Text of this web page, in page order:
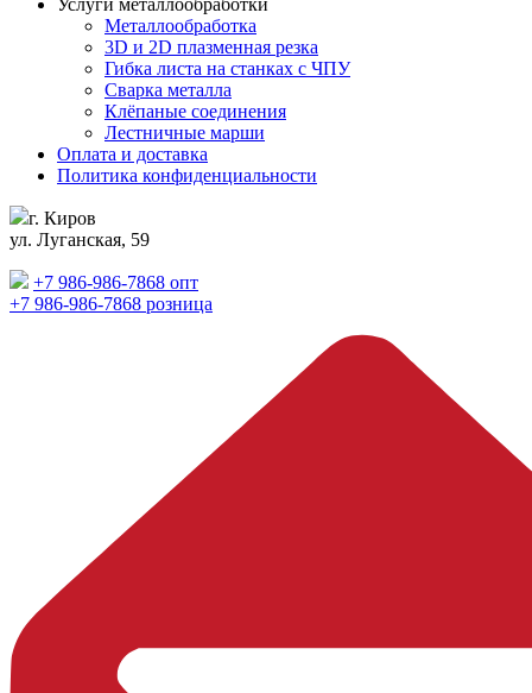
Услуги металлообработки
Металлообработка
3D и 2D плазменная резка
Гибка листа на станках с ЧПУ
Сварка металла
Клёпаные соединения
Лестничные марши
Оплата и доставка
Политика конфиденциальности
г. Киров
ул. Луганская, 59
+7 986-986-7868 опт
+7 986-986-7868 розница